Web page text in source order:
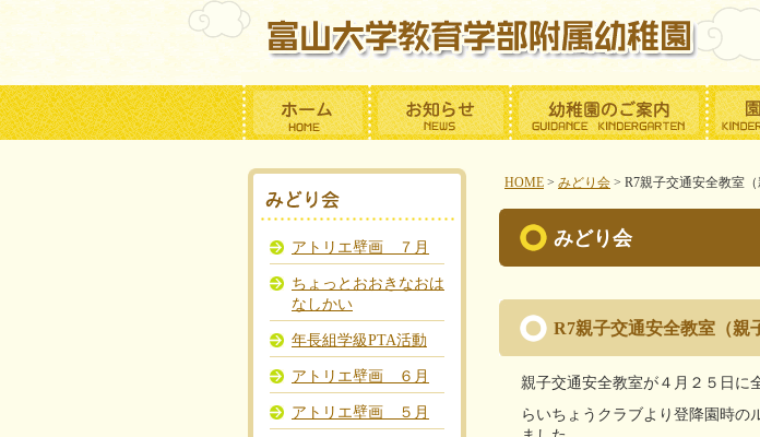
HOME > みどり会 > R7親子交通安全教室（
みどり会
R7親子交通安全教室（親
親子交通安全教室が４月２５日に
らいちょうクラブより登降園時の
アトリエ壁画 ７月
ちょっとおおきなおは
なしかい
年長組学級PTA活動
アトリエ壁画 ６月
アトリエ壁画 ５月